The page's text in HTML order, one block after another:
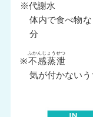
※代謝水
体内で食べ物
分
※不感蒸泄
ふかんじょうせつ
気が付かない